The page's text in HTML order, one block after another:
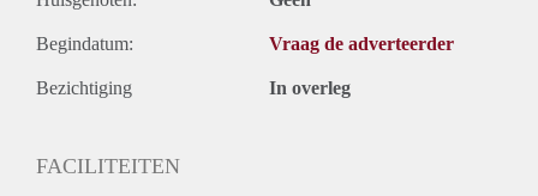
Begindatum: Vraag de adverteerder
Bezichtiging In overleg
FACILITEITEN